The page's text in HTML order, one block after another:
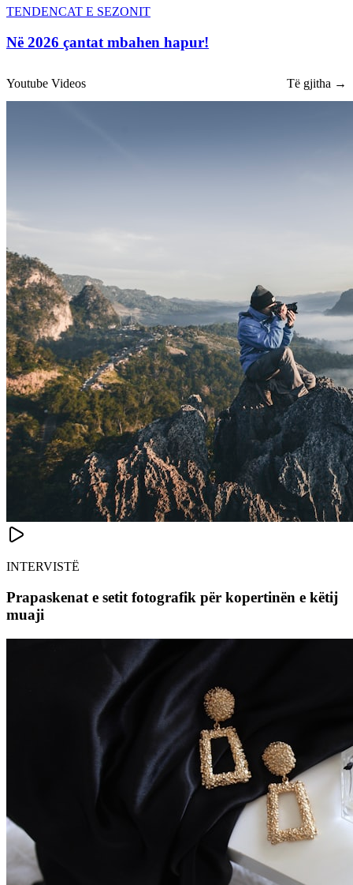
TENDENCAT E SEZONIT
Në 2026 çantat mbahen hapur!
Youtube Videos Të gjitha →
INTERVISTË
Prapaskenat e setit fotografik për kopertinën e këtij
muaji